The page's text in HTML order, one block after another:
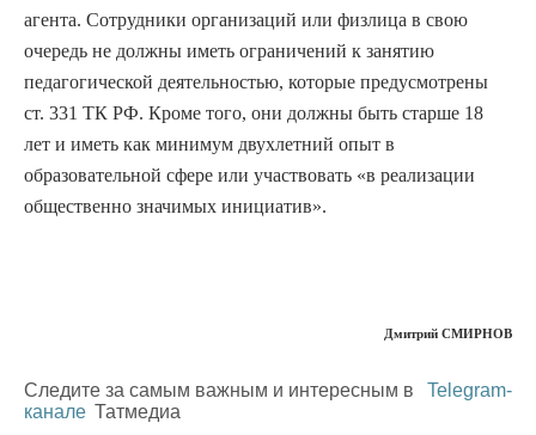
агента. Сотрудники организаций или физлица в свою
очередь не должны иметь ограничений к занятию
педагогической деятельностью, которые предусмотрены
ст. 331 ТК РФ. Кроме того, они должны быть старше 18
лет и иметь как минимум двухлетний опыт в
образовательной сфере или участвовать «в реализации
общественно значимых инициатив».
Дмитрий СМИРНОВ
Следите за самым важным и интересным в
Telegram-
канале Татмедиа